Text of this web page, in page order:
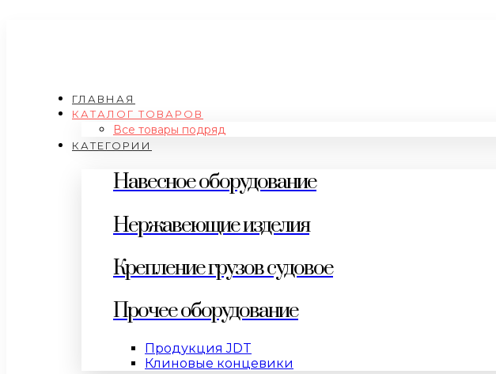
ГЛАВНАЯ
КАТАЛОГ ТОВАРОВ
Все товары подряд
КАТЕГОРИИ
Навесное оборудование
Нержавеющие изделия
Крепление грузов судовое
Прочее оборудование
Продукция JDT
Клиновые концевики